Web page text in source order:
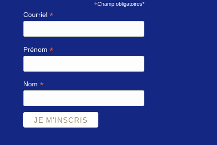
*Champ obligatoires*
Courriel*
Prénom*
Nom*